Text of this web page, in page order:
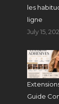
les
ligne
July 15,
Guide